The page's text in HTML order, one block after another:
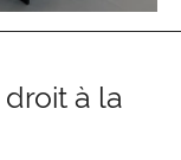
à la